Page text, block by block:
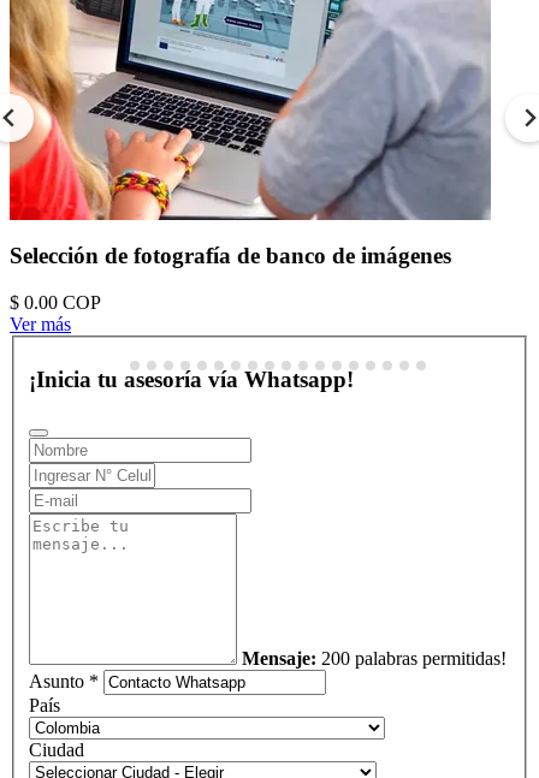
Selección de fotografía de banco de imágenes
$ 0.00 COP
Ver más
¡Inicia tu asesoría vía Whatsapp!
Mensaje: 200 palabras permitidas!
Asunto *
País
Ciudad